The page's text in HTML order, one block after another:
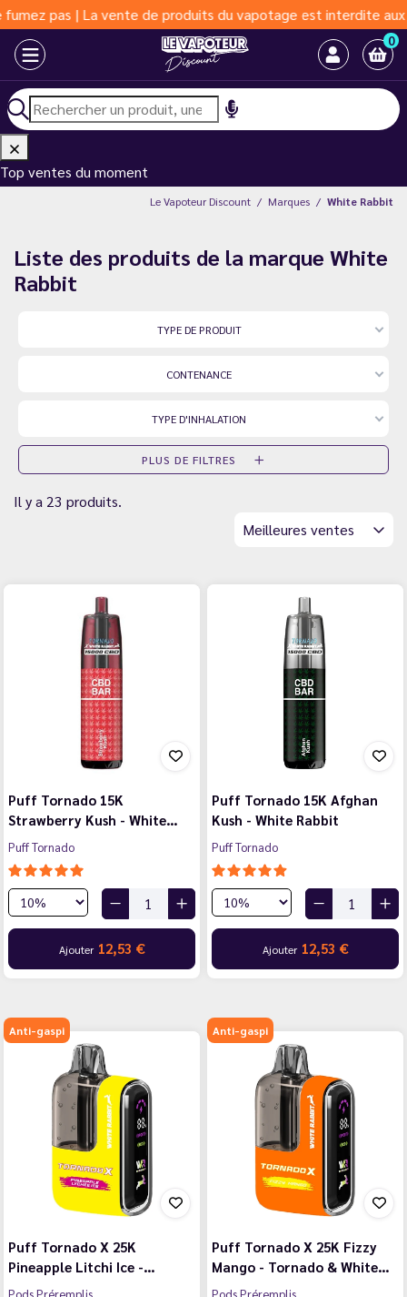
| La vente de produits du vapotage est interdite aux
0
Top ventes du moment
Le Vapoteur Discount Marques White Rabbit
Liste des produits de la marque White
Rabbit
TYPE DE PRODUIT
CONTENANCE
TYPE D'INHALATION
PLUS DE FILTRES
Il y a 23 produits.
Meilleures ventes
Puff Tornado 15K
Strawberry Kush - White…
Puff Tornado
Ajouter 12,53 €
Puff Tornado 15K Afghan
Kush - White Rabbit
Puff Tornado
Ajouter 12,53 €
Anti-gaspi
Puff Tornado X 25K
Pineapple Litchi Ice -…
Pods Préremplis
Anti-gaspi
Puff Tornado X 25K Fizzy
Mango - Tornado & White…
Pods Préremplis